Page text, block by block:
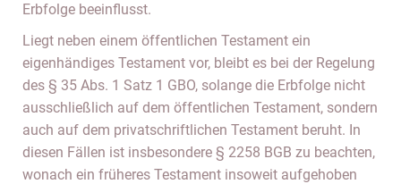
Erbfolge beeinflusst.
Liegt neben einem öffentlichen Testament ein
eigenhändiges Testament vor, bleibt es bei der Regelung
des § 35 Abs. 1 Satz 1 GBO, solange die Erbfolge nicht
ausschließlich auf dem öffentlichen Testament, sondern
auch auf dem privatschriftlichen Testament beruht. In
diesen Fällen ist insbesondere § 2258 BGB zu beachten,
wonach ein früheres Testament insoweit aufgehoben